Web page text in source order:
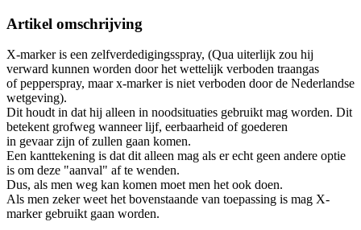
Artikel omschrijving
X-marker is een zelfverdedigingsspray, (Qua uiterlijk zou hij
verward kunnen worden door het wettelijk verboden traangas
of pepperspray, maar x-marker is niet verboden door de Nederlandse
wetgeving).
Dit houdt in dat hij alleen in noodsituaties gebruikt mag worden. Dit
betekent grofweg wanneer lijf, eerbaarheid of goederen
in gevaar zijn of zullen gaan komen.
Een kanttekening is dat dit alleen mag als er echt geen andere optie
is om deze "aanval" af te wenden.
Dus, als men weg kan komen moet men het ook doen.
Als men zeker weet het bovenstaande van toepassing is mag X-
marker gebruikt gaan worden.